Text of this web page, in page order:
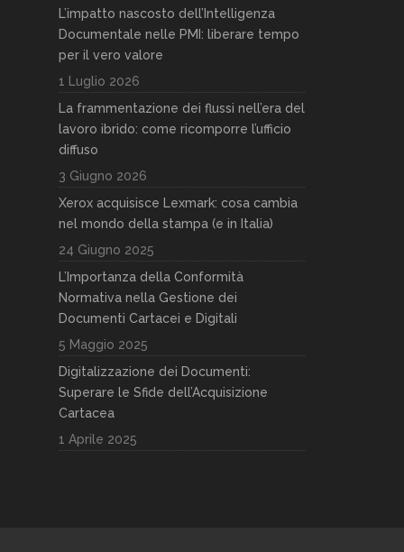
L’impatto nascosto dell’Intelligenza
Documentale nelle PMI: liberare tempo
per il vero valore
1 Luglio 2026
La frammentazione dei flussi nell’era del
lavoro ibrido: come ricomporre l’ufficio
diffuso
3 Giugno 2026
Xerox acquisisce Lexmark: cosa cambia
nel mondo della stampa (e in Italia)
24 Giugno 2025
L’Importanza della Conformità
Normativa nella Gestione dei
Documenti Cartacei e Digitali
5 Maggio 2025
Digitalizzazione dei Documenti:
Superare le Sfide dell’Acquisizione
Cartacea
1 Aprile 2025